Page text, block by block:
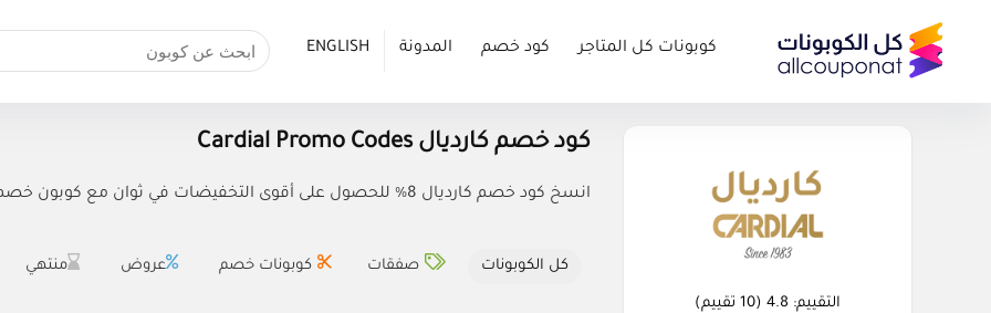
كوبونات كل المتاجر كود خصم المدونة ENGLISH
كود خصم كارديال Cardial Promo Codes
انسخ كود خصم كارديال 8% للحصول على أقوى التخفيضات في ثوان مع كوبون خصم Cardial.
التقييم: 4.8
(
10 تقييم)
كل الكوبونات صفقات كوبونات خصم عروض منتهي